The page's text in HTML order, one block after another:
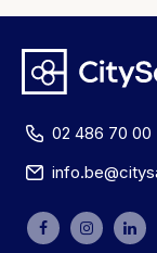
02 486 70 00